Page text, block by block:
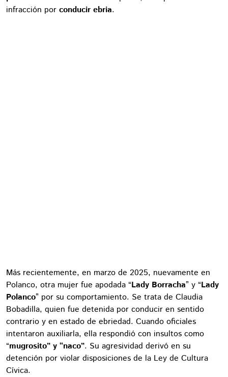
infracción por conducir ebria.
Más recientemente, en marzo de 2025, nuevamente en
Polanco, otra mujer fue apodada “Lady Borracha” y “Lady
Polanco” por su comportamiento. Se trata de Claudia
Bobadilla, quien fue detenida por conducir en sentido
contrario y en estado de ebriedad. Cuando oficiales
intentaron auxiliarla, ella respondió con insultos como
“mugrosito” y “naco”. Su agresividad derivó en su
detención por violar disposiciones de la Ley de Cultura
Cívica.